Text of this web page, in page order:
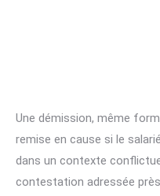
Une démission, même
remise en cause si le
dans un contexte
contestation adressée